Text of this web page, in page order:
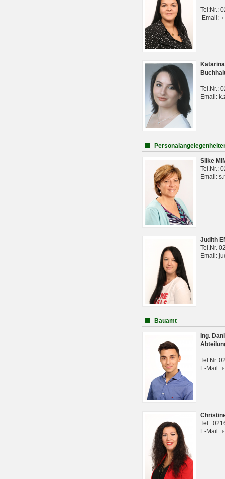
Tel:Nr.:
Email:
Tel.Nr.:
Email:
Silke
Tel.Nr.:
Email:
Judith
Tel.Nr.
Email:
Bauamt
Ing.
Tel.Nr.
E-Mail:
Tel.:
E-Mail: